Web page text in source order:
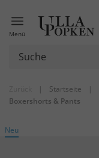
Menü
| Startseite |
Boxershorts & Pants
Neu